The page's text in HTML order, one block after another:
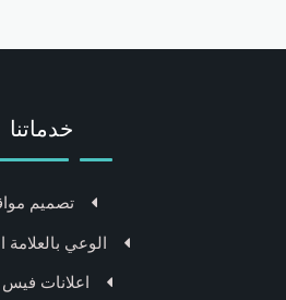
خدماتنا
تصميم
الوعي بالعلامة
اعلانات